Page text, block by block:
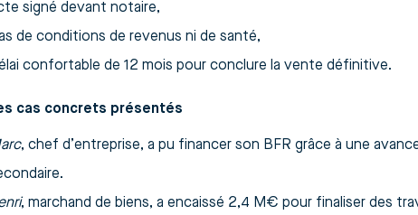
signé devant notaire,
de conditions de revenus ni de santé,
confortable de 12 mois pour conclure la vente définitive.
cas concrets présentés
, chef d’entreprise, a pu financer son BFR grâce à une
, marchand de biens, a encaissé 2,4 M€ pour finaliser des